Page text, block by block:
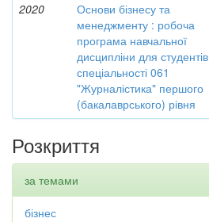
2020
Основи бізнесу та
менеджменту : робоча
програма навчальної
дисципліни для студентів
спеціальності 061
"Журналістика" першого
(бакалаврського) рівня
Розкриття
за темами
бізнес